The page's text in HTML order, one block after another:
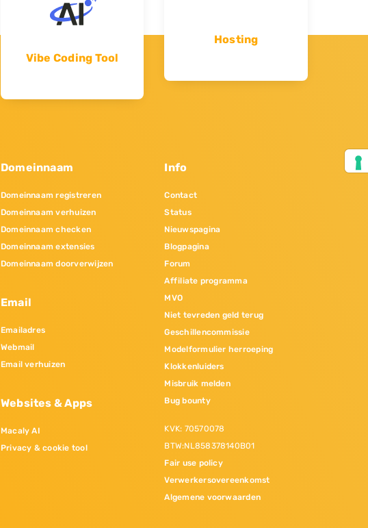
Vibe Coding Tool
Hosting
Domeinnaam
Domeinnaam registreren
Domeinnaam verhuizen
Domeinnaam checken
Domeinnaam extensies
Domeinnaam doorverwijzen
Email
Emailadres
Webmail
Email verhuizen
Websites & Apps
Macaly AI
Privacy & cookie tool
Info
Contact
Status
Nieuwspagina
Blogpagina
Forum
Affiliate programma
MVO
Niet tevreden geld terug
Geschillencommissie
Modelformulier herroeping
Klokkenluiders
Misbruik melden
Bug bounty
KVK: 70570078
BTW:NL858378140B01
Fair use policy
Verwerkersovereenkomst
Algemene voorwaarden